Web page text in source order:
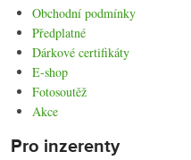
Obchodní podmínky
Předplatné
Dárkové certifikáty
E-shop
Fotosoutěž
Akce
Pro inzerenty